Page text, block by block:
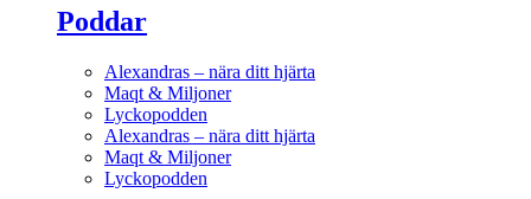
Poddar
Alexandras – nära ditt hjärta
Maqt & Miljoner
Lyckopodden
Alexandras – nära ditt hjärta
Maqt & Miljoner
Lyckopodden